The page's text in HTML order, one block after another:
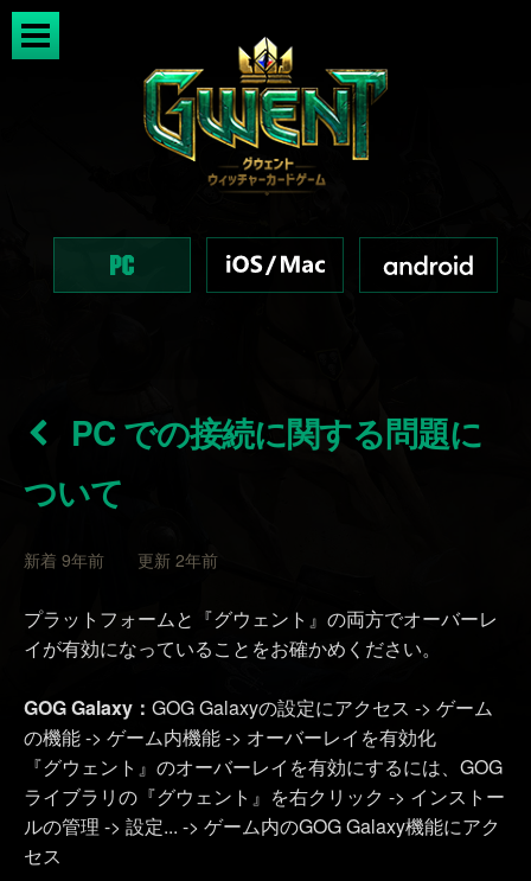
PC での接続に関する問題に
ついて
新着 9年前 更新 2年前
プラットフォームと『グウェント』の両方でオーバーレ
イが有効になっていることをお確かめください。
GOG Galaxy： GOG Galaxyの設定にアクセス -> ゲーム
の機能 -> ゲーム内機能 -> オーバーレイを有効化
『グウェント』のオーバーレイを有効にするには、GOG
ライブラリの『グウェント』を右クリック -> インストー
ルの管理 -> 設定... -> ゲーム内のGOG Galaxy機能にアク
セス